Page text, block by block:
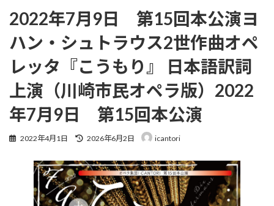
2022年7月9日 第15回本公演ヨ
ハン・シュトラウス2世作曲オペ
レッタ『こうもり』 日本語訳詞
上演（川崎市民オペラ版）2022
年7月9日 第15回本公演
2022年4月1日
最
新
日
時
:
2026年6月2日 icantori